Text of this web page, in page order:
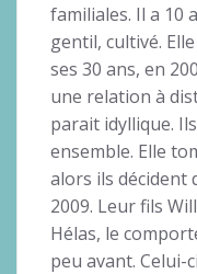
familiales. Il a 10
gentil, cultivé.
ses 30 ans, en
une relation à
parait idyllique.
ensemble. Elle
alors ils décident
2009. Leur fils
Hélas, le
peu avant. Celui-